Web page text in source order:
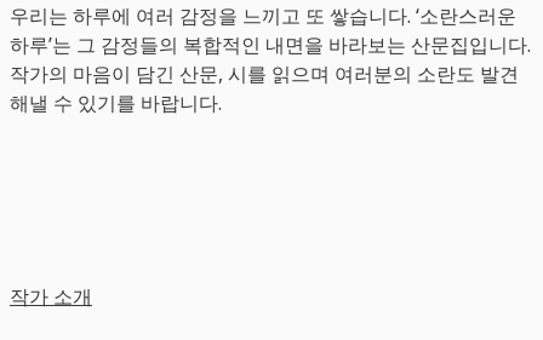
우리는 하루에 여러 감정을 느끼고 또 쌓습니다. ‘소란스러운
하루’는 그 감정들의 복합적인 내면을 바라보는 산문집입니다.
작가의 마음이 담긴 산문, 시를 읽으며 여러분의 소란도 발견
해낼 수 있기를 바랍니다.
작가 소개